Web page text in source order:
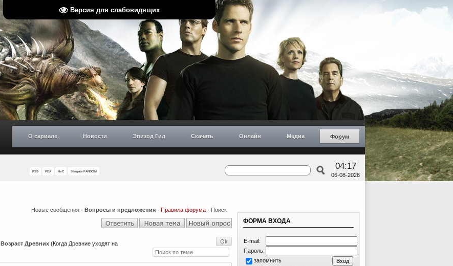
Версия для слабовидящих
О сериале Новости Эпизод Гид Скачать Онлайн Медиа Форум
RSS PDA НиС Stargate FANDOM
04:17
06-08-2026
Новые сообщения · Вопросы и предложения · Правила форума · Поиск
Возраст Древних (Когда Древние уходят на
ФОРМА ВХОДА
E-mail:
Пароль:
запомнить